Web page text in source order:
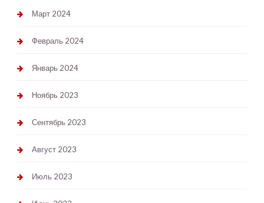
Март 2024
Февраль 2024
Январь 2024
Ноябрь 2023
Сентябрь 2023
Август 2023
Июль 2023